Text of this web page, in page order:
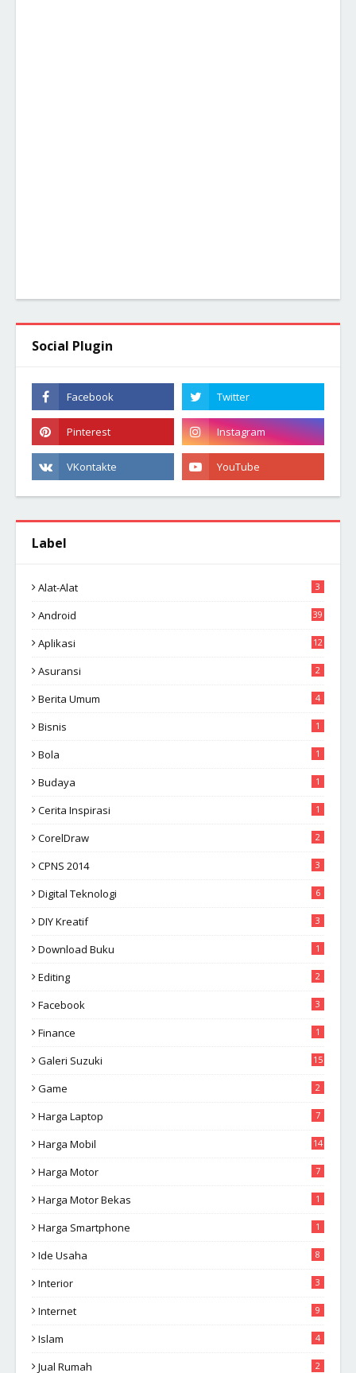
Social Plugin
Label
Alat-Alat 3
Android 39
Aplikasi 12
Asuransi 2
Berita Umum 4
Bisnis 1
Bola 1
Budaya 1
Cerita Inspirasi 1
CorelDraw 2
CPNS 2014 3
Digital Teknologi 6
DIY Kreatif 3
Download Buku 1
Editing 2
Facebook 3
Finance 1
Galeri Suzuki 15
Game 2
Harga Laptop 7
Harga Mobil 14
Harga Motor 7
Harga Motor Bekas 1
Harga Smartphone 1
Ide Usaha 8
Interior 3
Internet 9
Islam 4
Jual Rumah 2